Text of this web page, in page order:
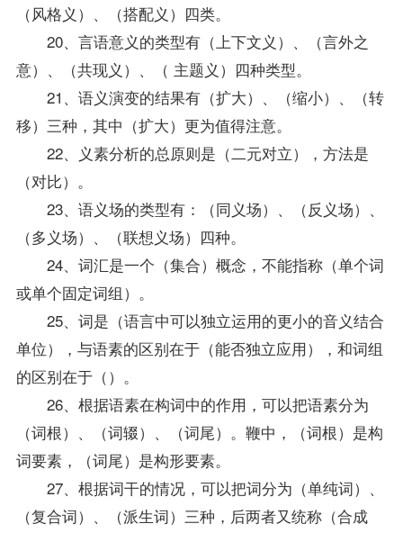
（风格义）、（搭配义）四类。
20、言语意义的类型有（上下文义）、（言外之
意）、（共现义）、（ 主题义）四种类型。
21、语义演变的结果有（扩大）、（缩小）、（转
移）三种，其中（扩大）更为值得注意。
22、义素分析的总原则是（二元对立），方法是
（对比）。
23、语义场的类型有：（同义场）、（反义场）、
（多义场）、（联想义场）四种。
24、词汇是一个（集合）概念，不能指称（单个词
或单个固定词组）。
25、词是（语言中可以独立运用的更小的音义结合
单位），与语素的区别在于（能否独立应用），和词组
的区别在于（）。
26、根据语素在构词中的作用，可以把语素分为
（词根）、（词辍）、（词尾）。鞭中，（词根）是构
词要素，（词尾）是构形要素。
27、根据词干的情况，可以把词分为（单纯词）、
（复合词）、（派生词）三种，后两者又统称（合成